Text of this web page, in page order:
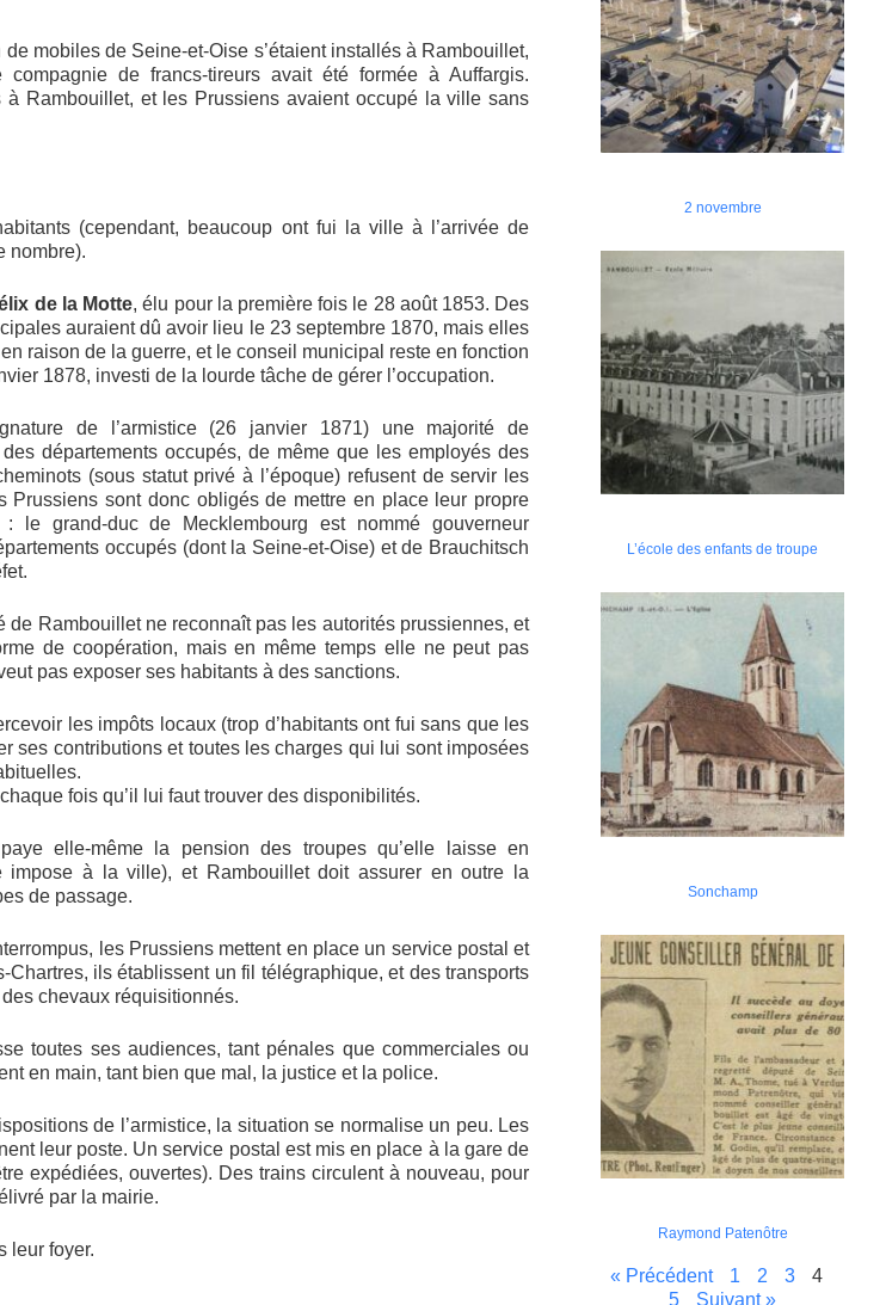
mobiles de Seine-et-Oise s’étaient installés à Rambouillet,
de francs-tireurs avait été formée à Auffargis.
Rambouillet, et les Prussiens avaient occupé la ville sans
(cependant, beaucoup ont fui la ville à l’arrivée de
nombre).
de la Motte, élu pour la première fois le 28 août 1853. Des
auraient dû avoir lieu le 23 septembre 1870, mais elles
raison de la guerre, et le conseil municipal reste en fonction
1878, investi de la lourde tâche de gérer l’occupation.
de l’armistice (26 janvier 1871) une majorité de
départements occupés, de même que les employés des
(sous statut privé à l’époque) refusent de servir les
Prussiens sont donc obligés de mettre en place leur propre
: le grand-duc de Mecklembourg est nommé gouverneur
occupés (dont la Seine-et-Oise) et de Brauchitsch
de Rambouillet ne reconnaît pas les autorités prussiennes, et
de coopération, mais en même temps elle ne peut pas
pas exposer ses habitants à des sanctions.
les impôts locaux (trop d’habitants ont fui sans que les
ses contributions et toutes les charges qui lui sont imposées
fois qu’il lui faut trouver des disponibilités.
elle-même la pension des troupes qu’elle laisse en
impose à la ville), et Rambouillet doit assurer en outre la
de passage.
les Prussiens mettent en place un service postal et
ils établissent un fil télégraphique, et des transports
chevaux réquisitionnés.
toutes ses audiences, tant pénales que commerciales ou
en main, tant bien que mal, la justice et la police.
de l’armistice, la situation se normalise un peu. Les
leur poste. Un service postal est mis en place à la gare de
expédiées, ouvertes). Des trains circulent à nouveau, pour
par la mairie.
leur foyer.
2 novembre
L’école des enfants de troupe
Sonchamp
Raymond Patenôtre
« Précédent 1 2 3
4
5
Suivant »